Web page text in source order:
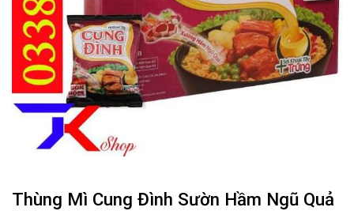
Thùng Mì Cung Đình Sườn Hầm Ngũ Quả